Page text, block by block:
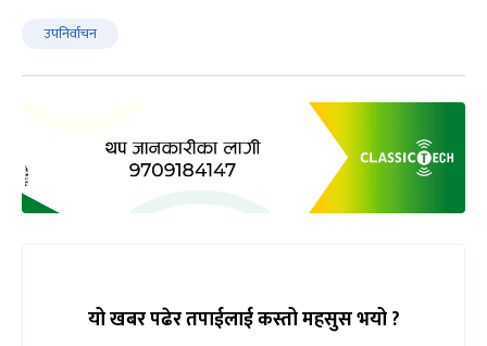
उपनिर्वाचन
यो खबर पढेर तपाईलाई कस्तो महसुस भयो ?